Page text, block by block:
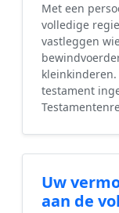
Met een
volledige
vastleggen
testament
Uw
aan de